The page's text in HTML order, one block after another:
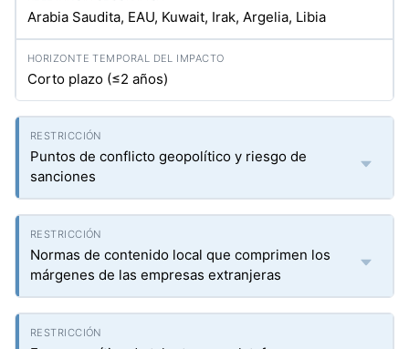
Arabia Saudita, EAU, Kuwait, Irak, Argelia, Libia
Corto plazo (≤2 años)
Puntos de conflicto geopolítico y riesgo de
sanciones
Normas de contenido local que comprimen los
márgenes de las empresas extranjeras